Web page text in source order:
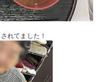
れてました！